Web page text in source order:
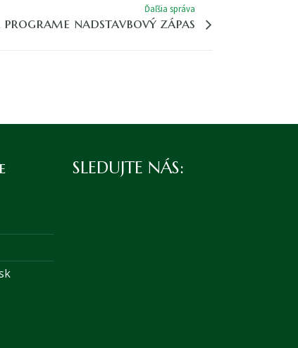
Ďaľšia správa
programe nadstavbový zápas
SLEDUJTE NÁS: